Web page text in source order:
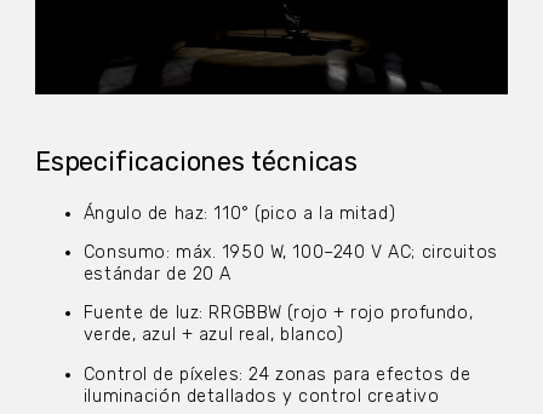
Especificaciones técnicas
Ángulo de haz: 110° (pico a la mitad)
Consumo: máx. 1950 W, 100–240 V AC; circuitos
estándar de 20 A
Fuente de luz: RRGBBW (rojo + rojo profundo,
verde, azul + azul real, blanco)
Control de píxeles: 24 zonas para efectos de
iluminación detallados y control creativo